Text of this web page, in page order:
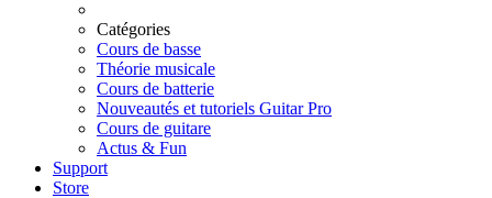
Catégories
Cours de basse
Théorie musicale
Cours de batterie
Nouveautés et tutoriels Guitar Pro
Cours de guitare
Actus & Fun
Support
Store